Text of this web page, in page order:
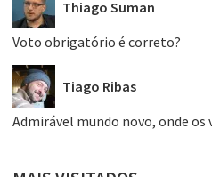
Thiago Suman
Voto obrigatório é correto?
Tiago Ribas
Admirável mundo novo, onde os